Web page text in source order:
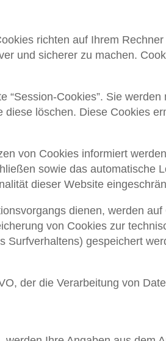
richten auf Ihrem
und sicherer zu machen.
Cookies”. Sie
löschen. Diese Cookies
von Cookies informiert
sowie das automatische
dieser Website
dienen, werden
von Cookies zur
gespeichert
der die Verarbeitung von